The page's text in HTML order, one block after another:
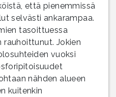
että pienemmissä
selvästi ankarampaa.
tasoittuessa
rauhoittunut. Jokien
vuoksi
nähden alueen
kuitenkin